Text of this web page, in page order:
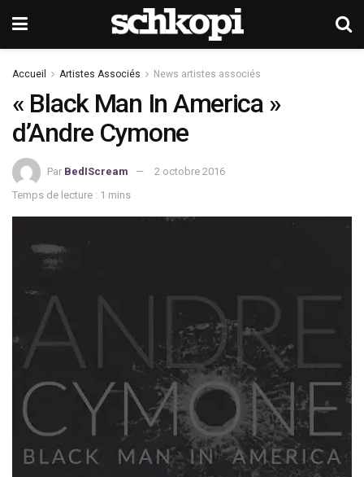
Accueil Artistes Associés News artistes associés
« Black Man In America »
d’Andre Cymone
Par BedIScream
2 octobre 2016
Temps de lecture : 1 mins